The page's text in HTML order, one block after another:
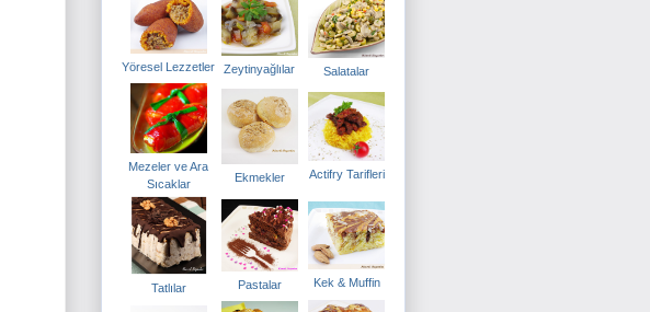
Yöresel Lezzetler Zeytinyağlılar Salatalar
Mezeler ve Ara
Sıcaklar
Ekmekler Actifry Tarifleri
Tatlılar Pastalar Kek & Muffin